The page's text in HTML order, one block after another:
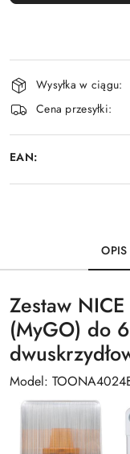
Dostępność
i
dostawa
Wysyłka w ciągu:
Cena przesyłki:
EAN:
OPIS
Zestaw
(MyGO) do
Model: